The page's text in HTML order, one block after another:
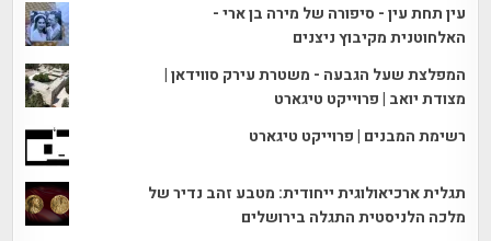
עין תחת עין - סיפורה של מירה בן ארי -
האלחוטנית מקיבוץ ניצנים
המפלצת שעל הגבעה - משטרת עירק סווידאן |
מצודת יואב | פרוייקט טיגארט
רשימת המבנים | פרוייקט טיגארט
תגלית ארכיאולוגית ייחודית: מטבע זהב נדיר של
מלכה הלניסטית התגלה בירושלים